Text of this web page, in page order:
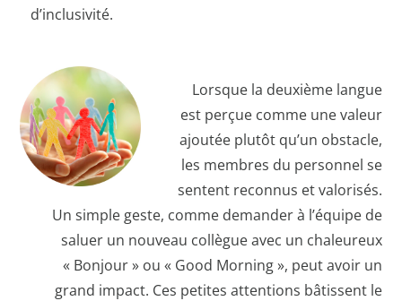
d’inclusivité.
Lorsque la deuxième langue
est perçue comme une valeur
ajoutée plutôt qu’un obstacle,
les membres du personnel se
sentent reconnus et valorisés.
Un simple geste, comme demander à l’équipe de
saluer un nouveau collègue avec un chaleureux
« Bonjour » ou « Good Morning », peut avoir un
grand impact. Ces petites attentions bâtissent le